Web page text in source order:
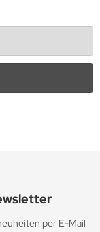
per E-Mail